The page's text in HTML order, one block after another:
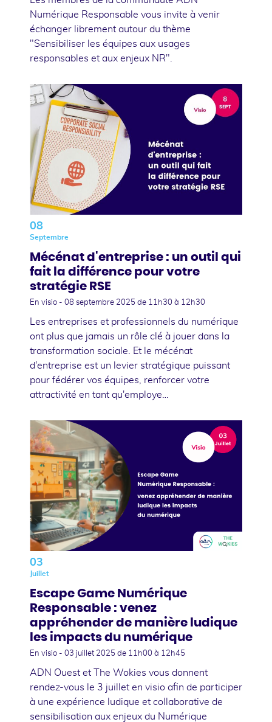
Numérique Responsable vous invite à venir
échanger librement autour du thème
"Sensibiliser les équipes aux usages
responsables et aux enjeux NR".
08
Septembre
Mécénat d'entreprise : un outil qui
fait la différence pour votre
stratégie RSE
En visio - 08 septembre 2025 de 11h30 à 12h30
Les entreprises et professionnels du numérique
ont plus que jamais un rôle clé à jouer dans la
transformation sociale. Et le mécénat
d'entreprise est un levier stratégique puissant
pour fédérer vos équipes, renforcer votre
attractivité en tant qu'employe…
03
Juillet
Escape Game Numérique
Responsable : venez
appréhender de manière ludique
les impacts du numérique
En visio - 03 juillet 2025 de 11h00 à 12h45
ADN Ouest et The Wokies vous donnent
rendez-vous le 3 juillet en visio afin de participer
à une expérience ludique et collaborative de
sensibilisation aux enjeux du Numérique